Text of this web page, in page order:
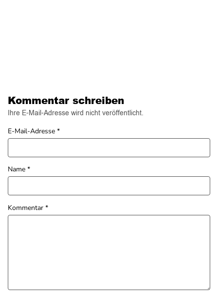
Kommentar schreiben
Ihre E-Mail-Adresse wird nicht veröffentlicht.
Kommentar *
Name *
E-Mail-Adresse *